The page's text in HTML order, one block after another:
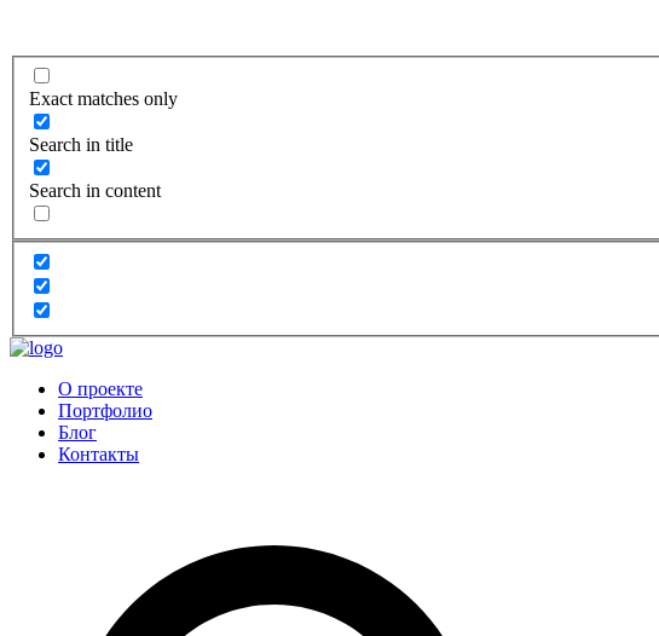
Exact matches only
Search in title
Search in content
О проекте
Портфолио
Блог
Контакты